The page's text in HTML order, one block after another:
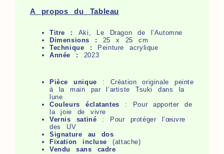
A propos du Tableau
Titre : Aki, Le Dragon de l’Automne
Dimensions :
25 x 25 cm
Technique : Peinture acrylique
Année :
2023
Pièce unique : Création originale peinte
à la main par l’artiste Tsuki dans la
lune
Couleurs éclatantes : Pour apporter de
la joie de vivre
Vernis satiné : Pour protéger l’œuvre
des UV
Signature au dos
Fixation incluse(attache)
Vendu sans cadre